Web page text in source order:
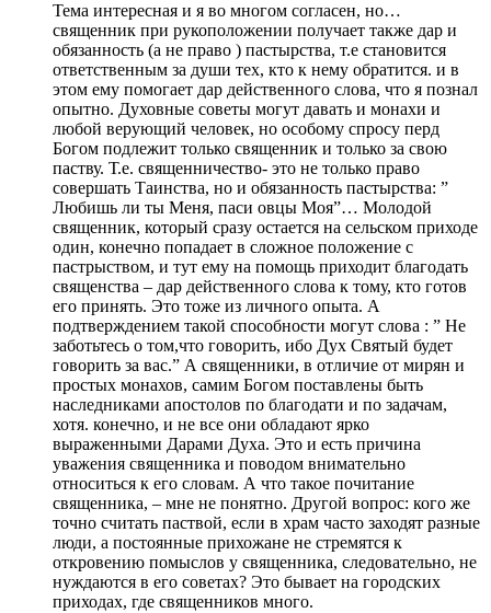
Тема интересная и я во многом согласен, но…
священник при рукоположении получает также дар и
обязанность (а не право ) пастырства, т.е становится
ответственным за души тех, кто к нему обратится. и в
этом ему помогает дар действенного слова, что я познал
опытно. Духовные советы могут давать и монахи и
любой верующий человек, но особому спросу перд
Богом подлежит только священник и только за свою
паству. Т.е. священничество- это не только право
совершать Таинства, но и обязанность пастырства: ”
Любишь ли ты Меня, паси овцы Моя”… Молодой
священник, который сразу остается на сельском приходе
один, конечно попадает в сложное положение с
пастрыством, и тут ему на помощь приходит благодать
священства – дар действенного слова к тому, кто готов
его принять. Это тоже из личного опыта. А
подтверждением такой способности могут слова : ” Не
заботьтесь о том,что говорить, ибо Дух Святый будет
говорить за вас.” А священники, в отличие от мирян и
простых монахов, самим Богом поставлены быть
наследниками апостолов по благодати и по задачам,
хотя. конечно, и не все они обладают ярко
выраженными Дарами Духа. Это и есть причина
уважения священника и поводом внимательно
относиться к его словам. А что такое почитание
священника, – мне не понятно. Другой вопрос: кого же
точно считать паствой, если в храм часто заходят разные
люди, а постоянные прихожане не стремятся к
откровению помыслов у священника, следовательно, не
нуждаются в его советах? Это бывает на городских
приходах, где священников много.